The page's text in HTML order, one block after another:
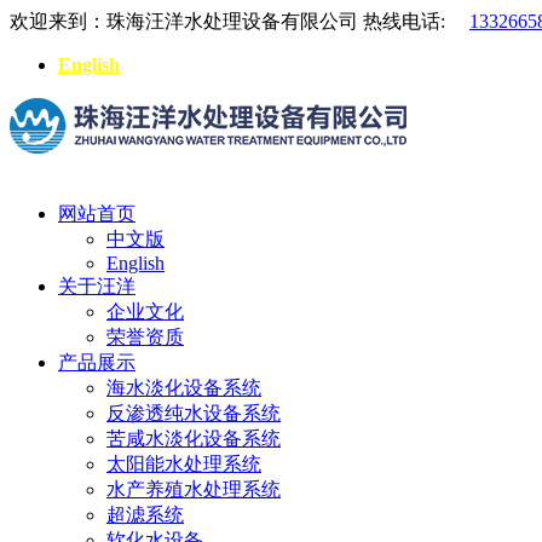
欢迎来到：珠海汪洋水处理设备有限公司 热线电话:
English
网站首页
中文版
English
关于汪洋
企业文化
荣誉资质
产品展示
海水淡化设备系统
反渗透纯水设备系统
苦咸水淡化设备系统
太阳能水处理系统
水产养殖水处理系统
超滤系统